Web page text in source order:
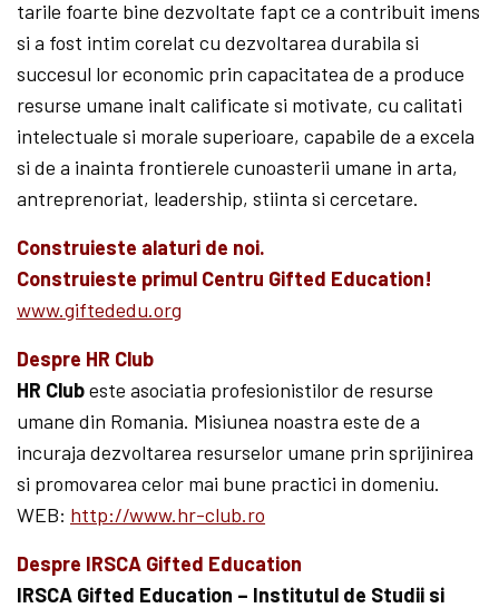
tarile foarte bine dezvoltate fapt ce a contribuit imens
si a fost intim corelat cu dezvoltarea durabila si
succesul lor economic prin capacitatea de a produce
resurse umane inalt calificate si motivate, cu calitati
intelectuale si morale superioare, capabile de a excela
si de a inainta frontierele cunoasterii umane in arta,
antreprenoriat, leadership, stiinta si cercetare.
Construieste alaturi de noi.
Construieste primul Centru Gifted Education!
www.giftededu.org
Despre HR Club
HR Clubeste asociatia profesionistilor de resurse
umane din Romania. Misiunea noastra este de a
incuraja dezvoltarea resurselor umane prin sprijinirea
si promovarea celor mai bune practici in domeniu.
WEB: http://www.hr-club.ro
Despre IRSCA Gifted Education
IRSCA Gifted Education – Institutul de Studii si